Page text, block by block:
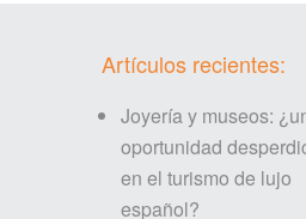
Artículos recientes:
Joyería y museos:
oportunidad
en el turismo de lujo
español?